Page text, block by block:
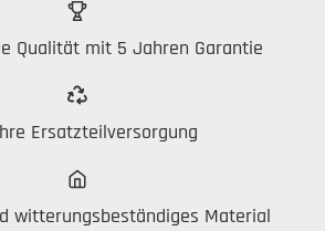
Qualität mit 5 Jahren Garantie
Ersatzteilversorgung
witterungsbeständiges Material